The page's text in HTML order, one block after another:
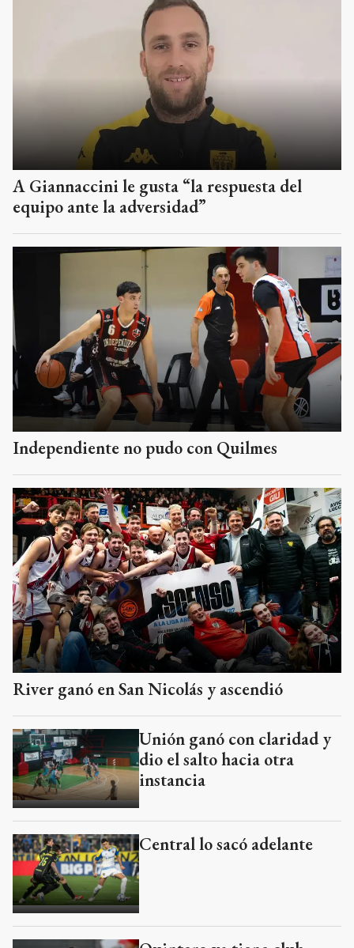
A Giannaccini le gusta “la respuesta del
equipo ante la adversidad”
Independiente no pudo con Quilmes
River ganó en San Nicolás y ascendió
Unión ganó con claridad y
dio el salto hacia otra
instancia
Central lo sacó adelante